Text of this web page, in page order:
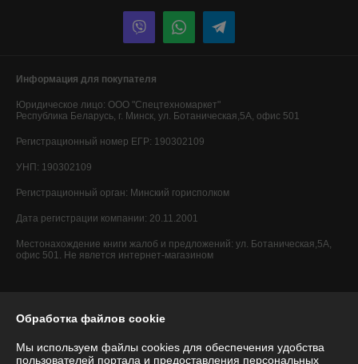
Информация для покупателя
Юридическое лицо: ООО "Спецтехномаркет"
Республика Беларусь, г. Минск, ул. Ботаническая,5А, офис 501
Регистрационный номер ЕГР: 190302109
УНП: 190302109
Регистрационный орган: Минский горисполком
Дата регистрации компании: 20.11.2001
Местонахождение книги жалоб и предложений: ул. Ботаническая,5А,
офис 501. Не явлется интернет-магазином
Обработка файлов cookie
Мы используем файлы cookies для обеспечения удобства
пользователей портала и предоставления персональных